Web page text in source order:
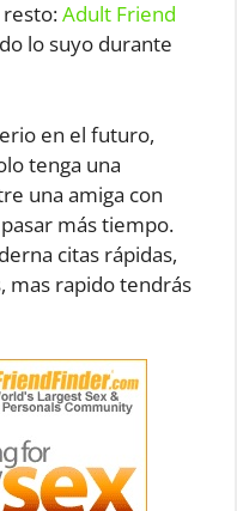
Adult Friend
lo suyo durante
en el futuro,
tenga una
una amiga con
más tiempo.
citas rápidas,
mas rapido tendrás